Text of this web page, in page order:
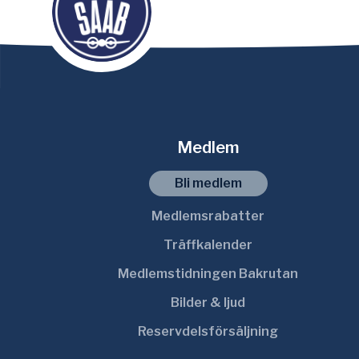
Medlem
Bli medlem
Medlemsrabatter
Träffkalender
Medlemstidningen Bakrutan
Bilder & ljud
Reservdelsförsäljning